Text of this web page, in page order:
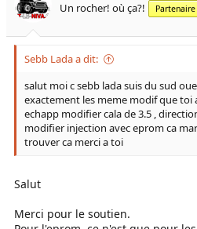
Un rocher! où ça?! Partenaire
Sebb Lada a dit:
salut moi c sebb lada suis du sud
exactement les meme modif que toi
echapp modifier cala de 3.5 ,
modifier injection avec eprom ca
trouver ca merci a toi
Salut
Merci pour le soutien.